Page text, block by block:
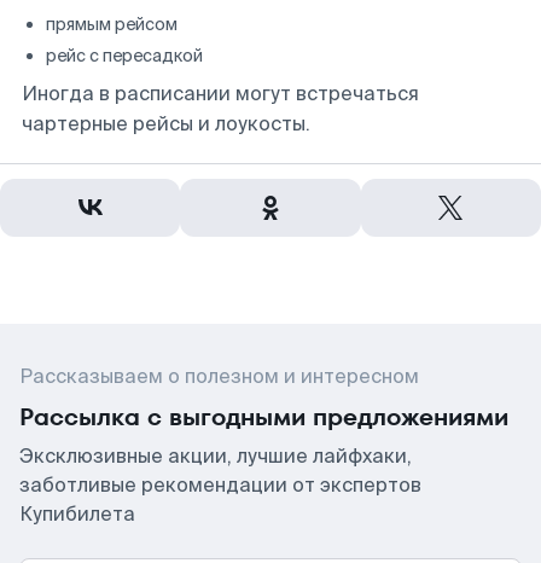
прямым рейсом
рейс с пересадкой
Иногда в расписании могут встречаться
чартерные рейсы и лоукосты.
Рассказываем о полезном и интересном
Рассылка с выгодными предложениями
Эксклюзивные акции, лучшие лайфхаки,
заботливые рекомендации от экспертов
Купибилета